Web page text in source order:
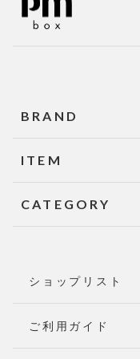
BRAND
ITEM
CATEGORY
ショップリスト
ご利用ガイド